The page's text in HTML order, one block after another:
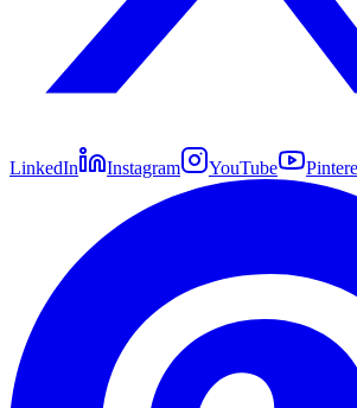
LinkedIn Instagram YouTube